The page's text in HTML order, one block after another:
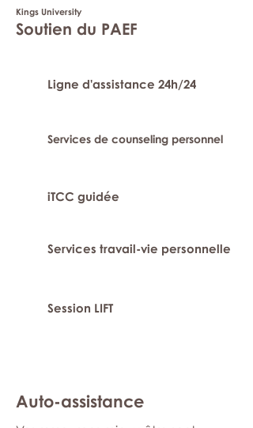
Kings University
Soutien du PAEF
Ligne d'assistance 24h/24
Services de counseling personnel
iTCC guidée
Services travail-vie personnelle
Session LIFT
Auto-assistance